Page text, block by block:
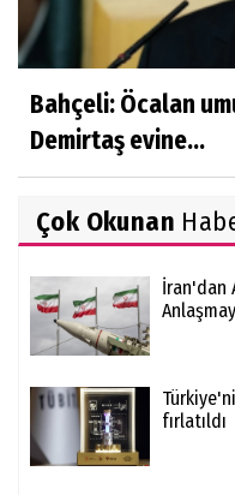
Bahçeli: Öcalan
Demirtaş evine...
Çok Okunan
İran'dan
fırlatıldı